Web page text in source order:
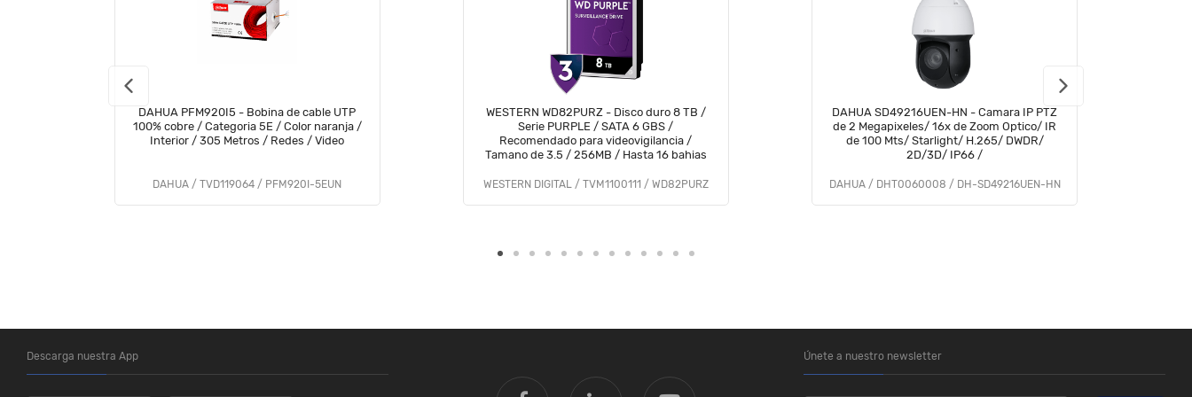
DAHUA PFM920I5 - Bobina de cable UTP
100% cobre / Categoria 5E / Color naranja /
Interior / 305 Metros / Redes / Video
DAHUA / TVD119064 / PFM920I-5EUN
WESTERN WD82PURZ - Disco duro 8 TB /
Serie PURPLE / SATA 6 GBS /
Recomendado para videovigilancia /
Tamano de 3.5 / 256MB / Hasta 16 bahias
WESTERN DIGITAL / TVM1100111 / WD82PURZ
DAHUA SD49216UEN-HN - Camara IP PTZ
de 2 Megapixeles/ 16x de Zoom Optico/ IR
de 100 Mts/ Starlight/ H.265/ DWDR/
2D/3D/ IP66 /
DAHUA / DHT0060008 / DH-SD49216UEN-HN
Descarga nuestra App Únete a nuestro newsletter